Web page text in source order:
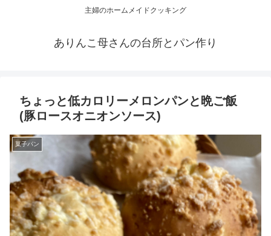
主婦のホームメイドクッキング
ありんこ母さんの台所とパン作り
ちょっと低カロリーメロンパンと晩ご飯
(豚ロースオニオンソース)
菓子パン